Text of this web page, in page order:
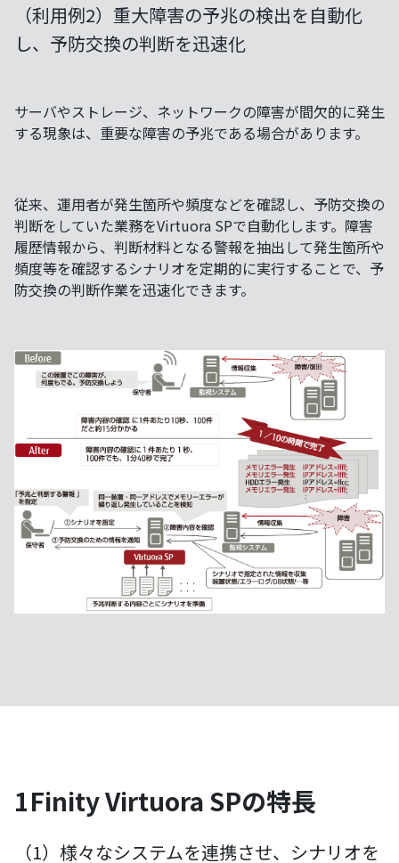
（利用例2）重大障害の予兆の検出を自動化
し、予防交換の判断を迅速化
サーバやストレージ、ネットワークの障害が間欠的に発生
する現象は、重要な障害の予兆である場合があります。
従来、運用者が発生箇所や頻度などを確認し、予防交換の
判断をしていた業務をVirtuora SPで自動化します。障害
履歴情報から、判断材料となる警報を抽出して発生箇所や
頻度等を確認するシナリオを定期的に実行することで、予
防交換の判断作業を迅速化できます。
1Finity Virtuora SPの特長
（1）様々なシステムを連携させ、シナリオを